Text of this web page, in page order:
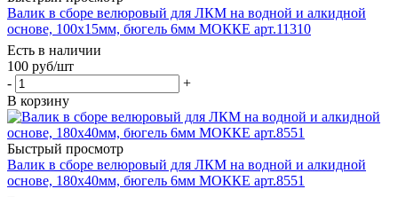
Валик в сборе велюровый для ЛКМ на водной и алкидной
основе, 100х15мм, бюгель 6мм МОККЕ арт.11310
Есть в наличии
100 руб/шт
-
+
В корзину
Быстрый просмотр
Валик в сборе велюровый для ЛКМ на водной и алкидной
основе, 180х40мм, бюгель 6мм МОККЕ арт.8551